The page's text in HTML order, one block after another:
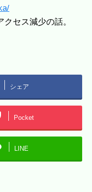
セス減少の話。
シェア
Pocket
LINE